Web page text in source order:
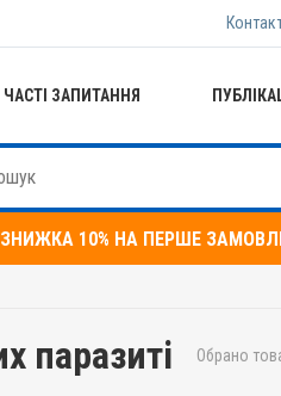
ЧАСТІ ЗАПИТАННЯ
ЗНИЖКА 10% НА ПЕРШЕ
паразиті Обрано